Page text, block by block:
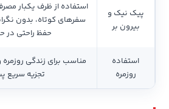
پیک نیک و
بیرون بر
استفاده از ظرف یکبار
سفرهای کوتاه، بدون
حفظ راحتی در
استفاده
روزمره
مناسب برای زندگی
تجزیه سریع